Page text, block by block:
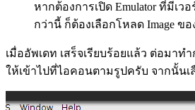
หากต้องการเปิด Emulator ที่มีเว
กว่านี้ ก็ต้องเลือกโหลด Image ข
เมื่ออัพเดท เสร็จเรียบร้อยแล้ว ต่อมาทำ
ให้เข้าไปที่ไอคอนตามรูปครับ จากนั้นเ